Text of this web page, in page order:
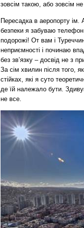
зовсім такою, або зовсім
Пересадка в аеропорту ім.
безпеки я забуваю
подорожі! От вам і
неприємності і починаю
без зв’язку – досвід не з
За сім хвилин після того,
стійках, які я суто
де їй належало бути.
не все.